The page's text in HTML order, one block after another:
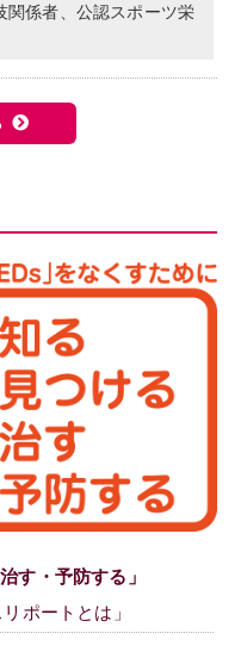
関係者、公認スポーツ栄
す・予防する」
ポートとは」